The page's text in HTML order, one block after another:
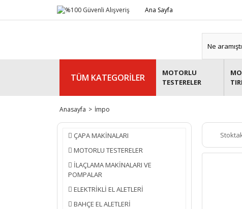
Ana Sayfa
TÜM KATEGORİLER
MOTORLU
TESTERELER
Anasayfa İmpo
ÇAPA MAKİNALARI
MOTORLU TESTERELER
İLAÇLAMA MAKİNALARI VE
POMPALAR
ELEKTRİKLİ EL ALETLERİ
BAHÇE EL ALETLERİ